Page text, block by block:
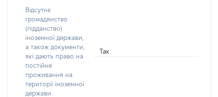
Відсутнє
громадянство
(підданство)
іноземної держави,
а також документи,
які дають право на
постійне
проживання на
території іноземної
держави
Так